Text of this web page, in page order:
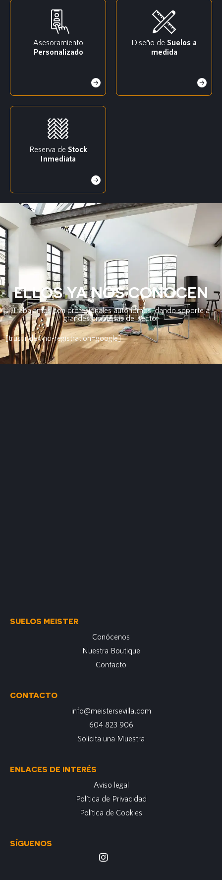
Asesoramiento
Personalizado
Diseño de Suelos a
medida
Reserva de Stock
Inmediata
ELLOS YA NOS CONOCEN
Trabajamos con profesionales autónomos, dando soporte a
grandes empresas del sector
[trustindex no-registration=google]
SUELOS MEISTER
Conócenos
Nuestra Boutique
Contacto
CONTACTO
info@meistersevilla.com
604 823 906
Solicita una Muestra
ENLACES DE INTERÉS
Aviso legal
Política de Privacidad
Política de Cookies
SÍGUENOS